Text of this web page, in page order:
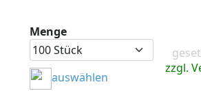
Menge
auswählen
zzgl.